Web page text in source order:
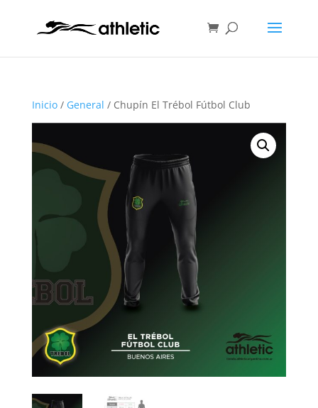
Inicio/ General / Chupín El Trébol Fútbol Club